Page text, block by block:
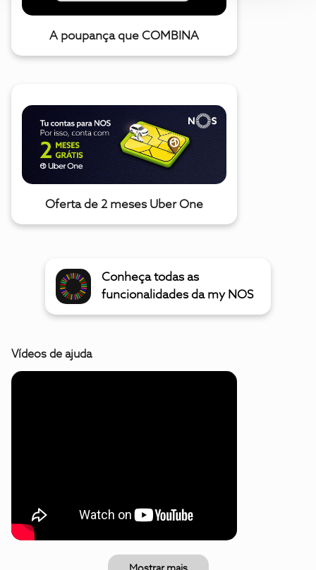
A poupança que COMBINA
Oferta de 2 meses Uber One
Conheça todas as
funcionalidades da my NOS
Vídeos de ajuda